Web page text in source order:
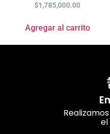
$1,785,000.00
Agregar al carrito
el